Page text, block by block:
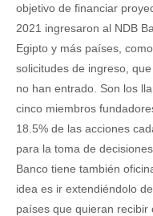
objetivo de financiar
2021 ingresaron al NDB
Egipto y más países,
solicitudes de ingreso,
no han entrado. Son los
cinco miembros
18.5% de las acciones
para la toma de
Banco tiene también
idea es ir extendiéndolo
países que quieran